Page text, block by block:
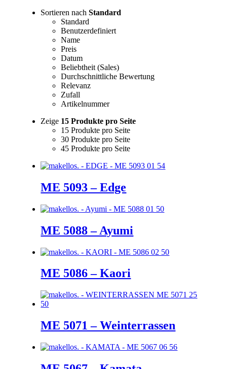
Sortieren nachStandard
Standard
Benutzerdefiniert
Name
Preis
Datum
Beliebtheit (Sales)
Durchschnittliche Bewertung
Relevanz
Zufall
Artikelnummer
Zeige 15 Produkte pro Seite
15 Produkte pro Seite
30 Produkte pro Seite
45 Produkte pro Seite
ME 5093 – Edge
ME 5088 – Ayumi
ME 5086 – Kaori
ME 5071 – Weinterrassen